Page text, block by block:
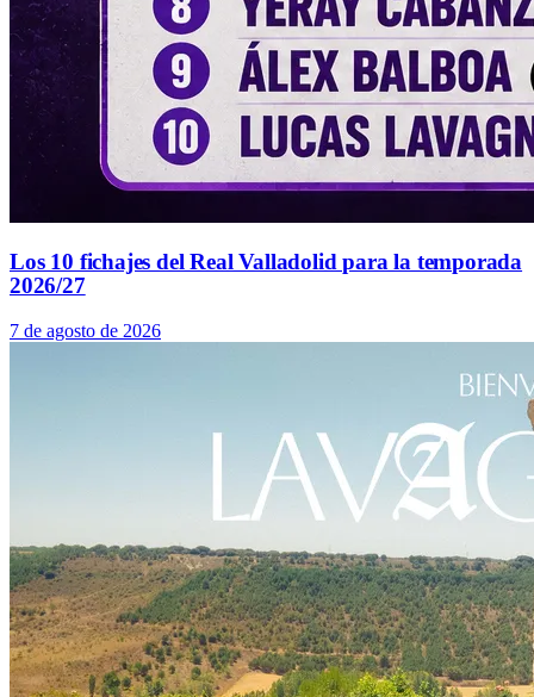
Los 10 fichajes del Real Valladolid para la temporada
2026/27
7 de agosto de 2026